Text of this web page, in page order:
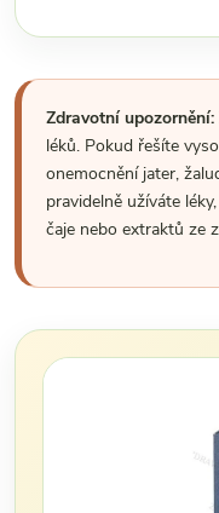
Zdravotní upozornění:
léků. Pokud řešíte
onemocnění jater,
pravidelně užíváte
čaje nebo extraktů ze